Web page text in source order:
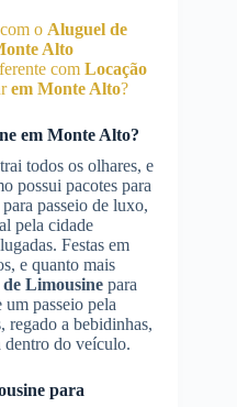
o Aluguel de
Alto
com Locação
em Monte Alto?
em Monte Alto?
todos os olhares, e
possui pacotes para
passeio de luxo,
pela cidade
Festas em
e quanto mais
Limousine para
um passeio pela
regado a bebidinhas,
dentro do veículo.
para